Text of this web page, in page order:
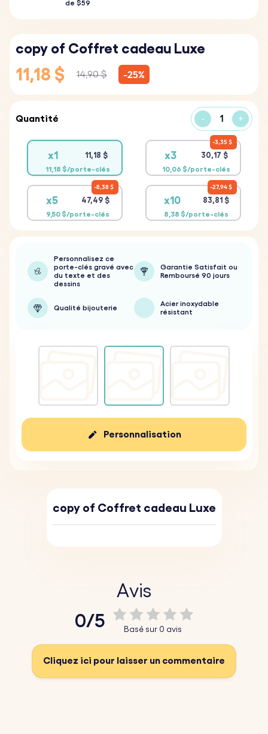
de $59
copy of Coffret cadeau Luxe
11,18 $ 14,90 $ -25%
Quantité - +
x1 11,18 $
11,18 $/porte-clés
x3 30,17 $
10,06 $/porte-clés
3,35 $
x5 47,49 $
9,50 $/porte-clés
8,38 $
x10 83,81 $
8,38 $/porte-clés
27,94 $
Personnalisez ce
porte-clés gravé avec
du texte et des
dessins
Garantie Satisfait ou
Remboursé 90 jours
Qualité bijouterie
Acier inoxydable
résistant
Personnalisation
copy of Coffret cadeau Luxe
Avis
0/5 Basé sur 0 avis
Cliquez ici pour laisser un commentaire